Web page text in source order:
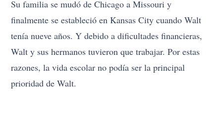
Su familia se mudó de Chicago a Missouri y
finalmente se estableció en Kansas City cuando Walt
tenía nueve años. Y debido a dificultades financieras,
Walt y sus hermanos tuvieron que trabajar. Por estas
razones, la vida escolar no podía ser la principal
prioridad de Walt.